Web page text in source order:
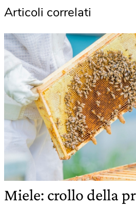
Articoli correlati
Miele: crollo della